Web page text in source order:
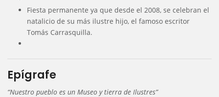
Fiesta permanente ya que desde el 2008, se celebran el
natalicio de su más ilustre hijo, el famoso escritor
Tomás Carrasquilla.
Epígrafe
“Nuestro pueblo es un Museo y tierra de Ilustres”